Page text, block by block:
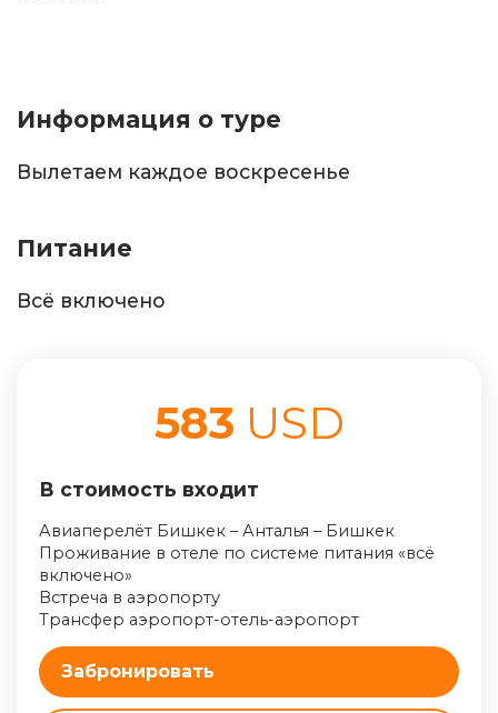
Информация о туре
Вылетаем каждое воскресенье
Питание
Всё включено
583 USD
В стоимость входит
Авиаперелёт Бишкек – Анталья – Бишкек
Проживание в отеле по системе питания «всё
включено»
Встреча в аэропорту
Трансфер аэропорт-отель-аэропорт
Забронировать